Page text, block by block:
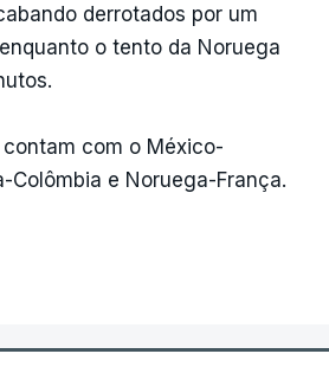
derrotados por um
o tento da Noruega
com o México-
Colômbia e Noruega-França.